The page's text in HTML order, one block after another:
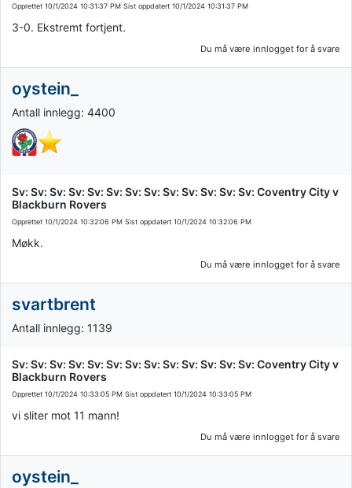
Opprettet 10/1/2024 10:31:37 PM Sist oppdatert 10/1/2024 10:31:37 PM
3-0. Ekstremt fortjent.
Du må være innlogget for å svare
oystein_
Antall innlegg: 4400
Sv: Sv: Sv: Sv: Sv: Sv: Sv: Sv: Sv: Sv: Sv: Sv: Sv: Coventry City v
Blackburn Rovers
Opprettet 10/1/2024 10:32:06 PM Sist oppdatert 10/1/2024 10:32:06 PM
Møkk.
Du må være innlogget for å svare
svartbrent
Antall innlegg: 1139
Sv: Sv: Sv: Sv: Sv: Sv: Sv: Sv: Sv: Sv: Sv: Sv: Sv: Coventry City v
Blackburn Rovers
Opprettet 10/1/2024 10:33:05 PM Sist oppdatert 10/1/2024 10:33:05 PM
vi sliter mot 11 mann!
Du må være innlogget for å svare
oystein_